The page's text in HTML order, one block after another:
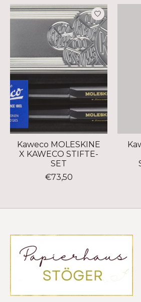
Produkt-Karussell-Artikel
Kaweco MOLESKINE
X KAWECO STIFTE-
SET
€73,50